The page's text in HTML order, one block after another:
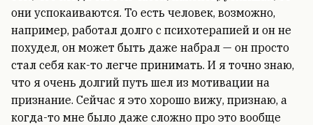
они успокаиваются. То есть человек, возможно,
например, работал долго с психотерапией и он не
похудел, он может быть даже набрал — он просто
стал себя как-то легче принимать. И я точно знаю,
что я очень долгий путь шел из мотивации на
признание. Сейчас я это хорошо вижу, признаю, а
когда-то мне было даже сложно про это вообще